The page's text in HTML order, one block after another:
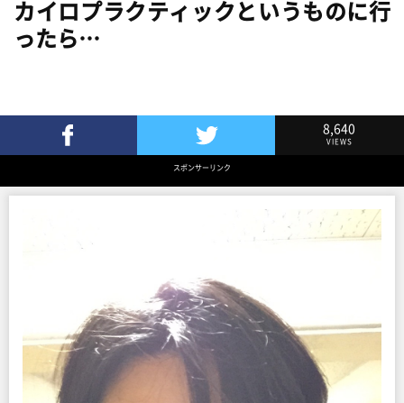
カイロプラクティックというものに行
ったら…
Twitterでツイート
8,640
VIEWS
スポンサーリンク